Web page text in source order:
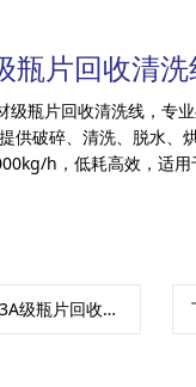
瓶片回收清洗
级瓶片回收清洗线，专
供破碎、清洗、脱水、
h，低耗高效，适
级瓶片回收清洗线